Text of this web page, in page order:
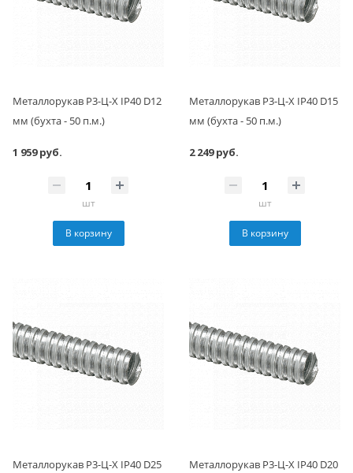
Металлорукав Р3-Ц-Х IP40 D12
мм (бухта - 50 п.м.)
1 959 руб.
шт
В корзину
Металлорукав Р3-Ц-Х IP40 D15
мм (бухта - 50 п.м.)
2 249 руб.
шт
В корзину
Металлорукав Р3-Ц-Х IP40 D25
Металлорукав Р3-Ц-Х IP40 D20